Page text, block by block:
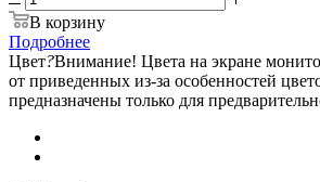
В корзину
Подробнее
Цвет?Внимание! Цвета на экране
от приведенных из-за особенностей
предназначены только для